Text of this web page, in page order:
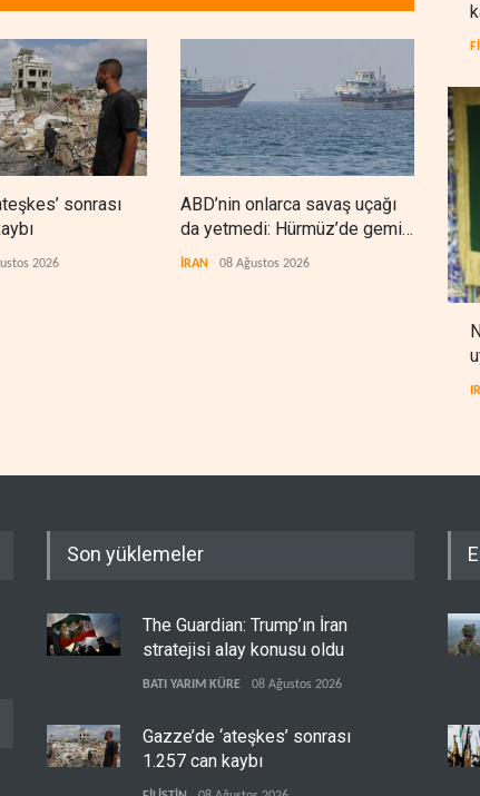
sonrası
2026
ABD’nin onlarca savaş uçağı
da yetmedi: Hürmüz’de gemi
vuruldu
İRAN 08 Ağustos 2026 IRAK
Son yüklemeler
The Guardian: Trump’ın İran
stratejisi alay konusu oldu
BATI YARIM KÜRE 08 Ağustos 2026
Gazze’de ‘ateşkes’ sonrası
1.257 can kaybı